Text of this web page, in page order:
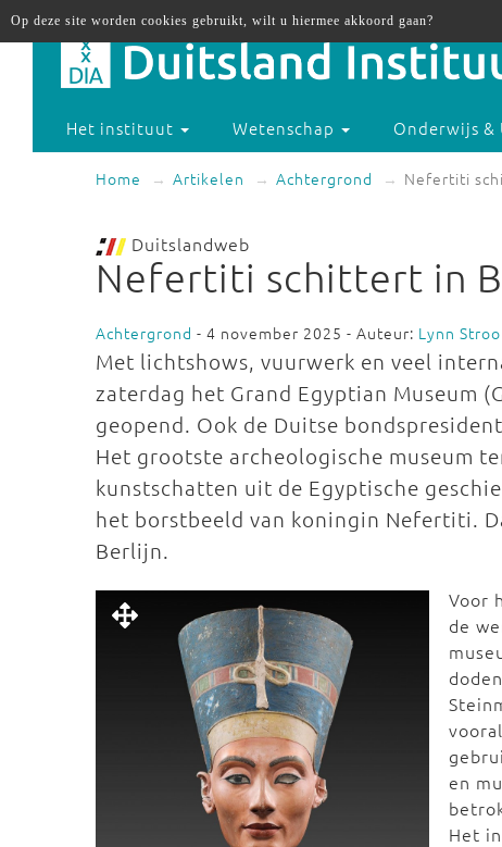
Het instituut Wetenschap Onderwijs &
Home Artikelen Achtergrond Nefertiti
Duitslandweb
Nefertiti schittert in
Achtergrond - 4 november 2025 - Auteur: Lynn Stroo
Met lichtshows, vuurwerk en veel
zaterdag het Grand Egyptian Museum
geopend. Ook de Duitse
Het grootste archeologische museum
kunstschatten uit de Egyptische
het borstbeeld van koningin Nefertiti.
Berlijn.
Voor
de
en
Het
Op deze site worden cookies gebruikt, wilt u hiermee akkoord gaan?